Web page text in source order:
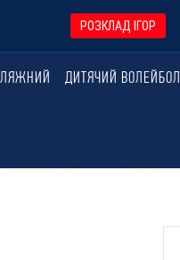
РОЗКЛАД ІГОР
ДИТЯЧИЙ ВОЛЕЙБОЛ